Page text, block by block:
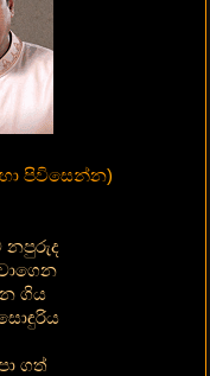
පිවිසෙන්න)
නපුරුද
ගිය
ගත්